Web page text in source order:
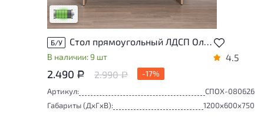
Низкая степень износа
Б/У
В наличии: 9 шт 4.5
2.490 Р 2.990Р
-17%
Артикул:
СПОХ-080626
Габариты (ДxГxВ):
1200x600x750